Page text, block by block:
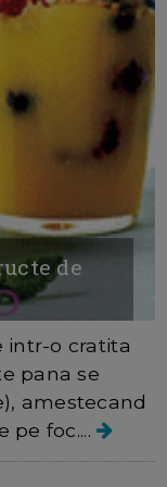
de
intr-o cratita
pana se
amestecand
pe foc....